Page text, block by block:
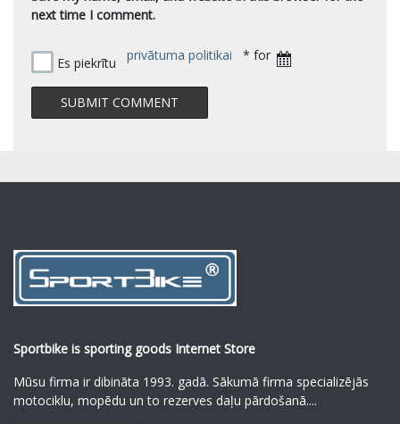
next time I comment.
Es piekrītu privātuma politikai * for
Sportbike is sporting goods Internet Store
Mūsu firma ir dibināta 1993. gadā. Sākumā firma specializējās
motociklu, mopēdu un to rezerves daļu pārdošanā....